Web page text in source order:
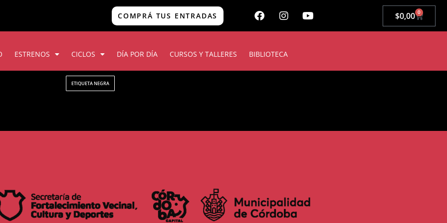
COMPRÁ TUS ENTRADAS $0,00 0
ESTRENOS CICLOS DÍA POR DÍA CURSOS Y TALLERES BIBLIOTECA
ETIQUETA NEGRA